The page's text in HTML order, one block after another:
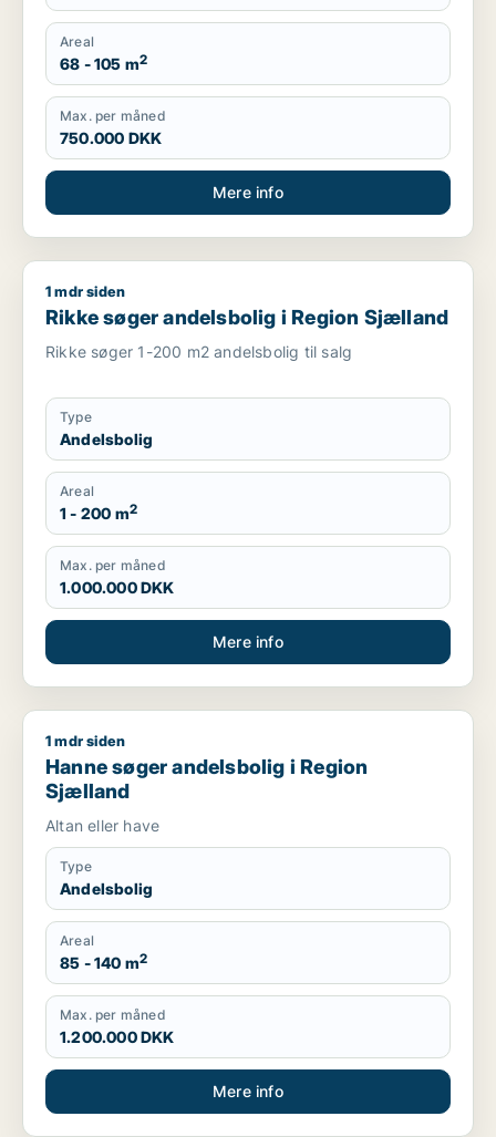
Areal
68 - 105 m2
Max. per måned
750.000 DKK
Mere info
Rikke søger andelsbolig i Region Sjælland
1 mdr siden
Rikke søger andelsbolig i Region Sjælland
Rikke søger 1-200 m2 andelsbolig til salg
Type
Andelsbolig
Areal
1 - 200 m2
Max. per måned
1.000.000 DKK
Mere info
Hanne søger andelsbolig i Region Sjælland
1 mdr siden
Hanne søger andelsbolig i Region
Sjælland
Altan eller have
Type
Andelsbolig
Areal
85 - 140 m2
Max. per måned
1.200.000 DKK
Mere info